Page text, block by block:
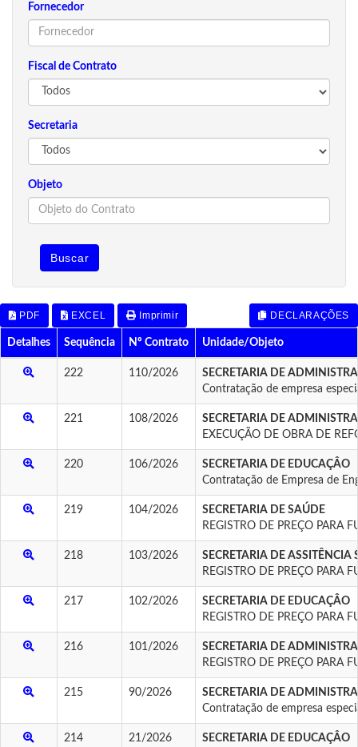
Fornecedor
Fiscal de Contrato
Secretaria
Objeto
Buscar
PDF EXCEL Imprimir DECLARAÇÕES
Detalhes Sequência Nº Contrato Unidade/Objeto
222 110/2026
SECRETARIA DE
Contratação de empresa
221 108/2026
SECRETARIA DE
EXECUÇÃO DE OBRA DE
220 106/2026
SECRETARIA DE EDUCAÇÂO
Contratação de Empresa de
219 104/2026
SECRETARIA DE SAÚDE
REGISTRO DE PREÇO PARA
218 103/2026
SECRETARIA DE ASSITÊNCIA
REGISTRO DE PREÇO PARA
217 102/2026
SECRETARIA DE EDUCAÇÂO
REGISTRO DE PREÇO PARA
216 101/2026
SECRETARIA DE
REGISTRO DE PREÇO PARA
215 90/2026
SECRETARIA DE
Contratação de empresa
214 21/2026
SECRETARIA DE EDUCAÇÂO